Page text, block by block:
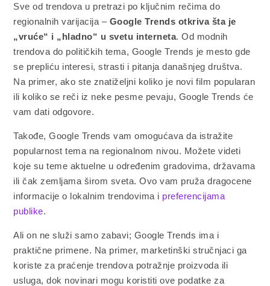
Sve od trendova u pretrazi po ključnim rečima do
regionalnih varijacija – Google Trends otkriva šta je
„vruće“ i „hladno“ u svetu interneta. Od modnih
trendova do političkih tema, Google Trends je mesto gde
se prepliću interesi, strasti i pitanja današnjeg društva.
Na primer, ako ste znatiželjni koliko je novi film popularan
ili koliko se reči iz neke pesme pevaju, Google Trends će
vam dati odgovore.
Takođe, Google Trends vam omogućava da istražite
popularnost tema na regionalnom nivou. Možete videti
koje su teme aktuelne u određenim gradovima, državama
ili čak zemljama širom sveta. Ovo vam pruža dragocene
informacije o lokalnim trendovima i preferencijama
publike.
Ali on ne služi samo zabavi; Google Trends ima i
praktične primene. Na primer, marketinški stručnjaci ga
koriste za praćenje trendova potražnje proizvoda ili
usluga, dok novinari mogu koristiti ove podatke za